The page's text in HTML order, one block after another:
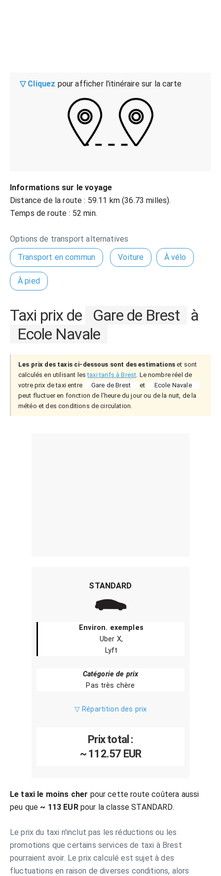
▽ Cliquez pour afficher l'itinéraire sur la carte
Informations sur le voyage
Distance de la route : 59.11 km (36.73 milles).
Temps de route : 52 min.
Options de transport alternatives
Transport en commun
Voiture À vélo
À pied
Taxi prix de Gare de Brest
à
Ecole Navale
Les prix des taxis ci-dessous sont des estimations et sont
calculés en utilisant lestaxi tarifs à Brest. Le nombre réel de
votre prix de taxi entre
Gare de Brest et
Ecole Navale
peut fluctuer en fonction de l'heure du jour ou de la nuit, de la
météo et des conditions de circulation.
STANDARD
Environ. exemples
Uber X,
Lyft
Catégorie de prix
Pas très chère
▽ Répartition des prix
Prix total :
~ 112.57 EUR
Le taxi le moins cher pour cette route coûtera aussi
peu que ~ 113 EURpour la classe STANDARD.
Le prix du taxi n'inclut pas les réductions ou les
promotions que certains services de taxi à Brest
pourraient avoir. Le prix calculé est sujet à des
fluctuations en raison de diverses conditions, alors